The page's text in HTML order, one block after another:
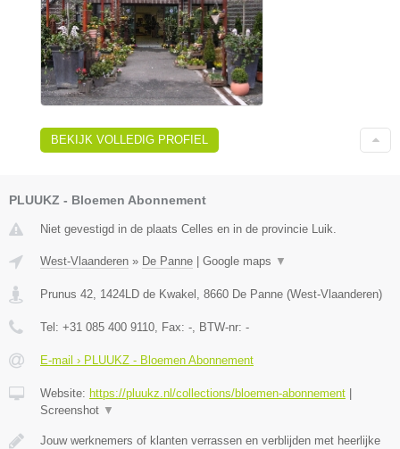
BEKIJK VOLLEDIG PROFIEL
PLUUKZ - Bloemen Abonnement
Niet gevestigd in de plaats Celles en in de provincie Luik.
West-Vlaanderen » De Panne Google maps ▼
Prunus 42, 1424LD de Kwakel , 8660 De Panne (West-Vlaanderen)
Tel: +31 085 400 9110, Fax: -, BTW-nr: -
E-mail › PLUUKZ - Bloemen Abonnement
Website: https://pluukz.nl/collections/bloemen-abonnement
Screenshot ▼
Jouw werknemers of klanten verrassen en verblijden met heerlijke